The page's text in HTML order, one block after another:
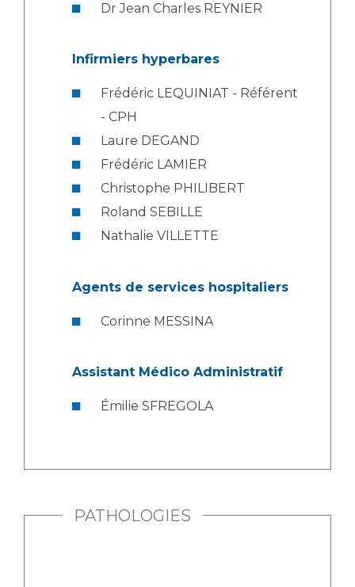
Dr Jean Charles REYNIER
Infirmiers hyperbares
Frédéric LEQUINIAT - Référent
- CPH
Laure DEGAND
Frédéric LAMIER
Christophe PHILIBERT
Roland SEBILLE
Nathalie VILLETTE
Agents de services hospitaliers
Corinne MESSINA
Assistant Médico Administratif
Émilie SFREGOLA
PATHOLOGIES